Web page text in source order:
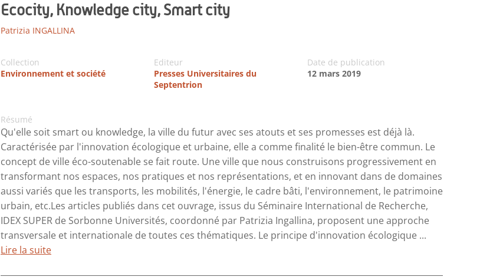
Ecocity, Knowledge city, Smart city
Patrizia INGALLINA
Collection
Environnement et société
Editeur
Presses Universitaires du
Septentrion
Date de publication
12 mars 2019
Résumé
Qu'elle soit smart ou knowledge, la ville du futur avec ses atouts et ses promesses est déjà là.
Caractérisée par l'innovation écologique et urbaine, elle a comme finalité le bien-être commun. Le
concept de ville éco-soutenable se fait route. Une ville que nous construisons progressivement en
transformant nos espaces, nos pratiques et nos représentations, et en innovant dans de domaines
aussi variés que les transports, les mobilités, l'énergie, le cadre bâti, l'environnement, le patrimoine
urbain, etc.Les articles publiés dans cet ouvrage, issus du Séminaire International de Recherche,
IDEX SUPER de Sorbonne Universités, coordonné par Patrizia Ingallina, proposent une approche
transversale et internationale de toutes ces thématiques. Le principe d'innovation écologique ...
Lire la suite